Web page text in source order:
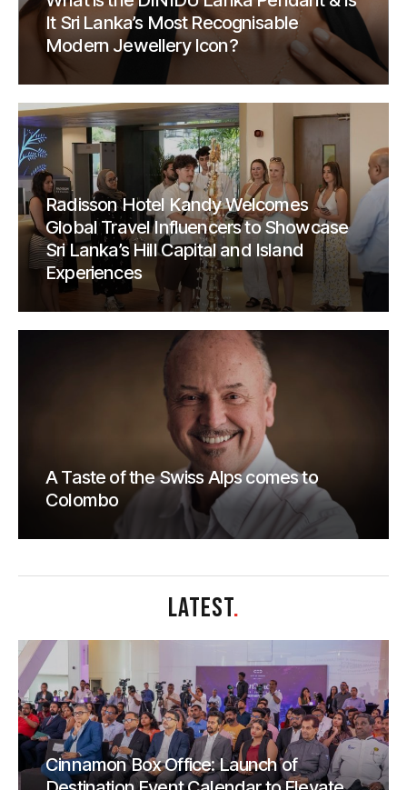
It Sri Lanka’s Most Recognisable
Modern Jewellery Icon?
Radisson Hotel Kandy Welcomes
Global Travel Influencers to Showcase
Sri Lanka’s Hill Capital and Island
Experiences
A Taste of the Swiss Alps comes to
Colombo
LATEST.
Cinnamon Box Office: Launch of